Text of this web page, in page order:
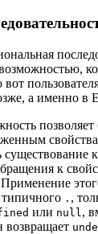
а именно в
позволяет
существование
к
. ,
или null ,